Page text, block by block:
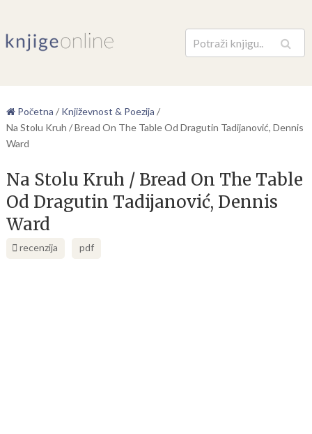
Pretraga
Početna / Književnost & Poezija /
Na Stolu Kruh / Bread On The Table Od Dragutin Tadijanović, Dennis
Ward
Na Stolu Kruh / Bread On The Table
Od Dragutin Tadijanović, Dennis
Ward
recenzija pdf